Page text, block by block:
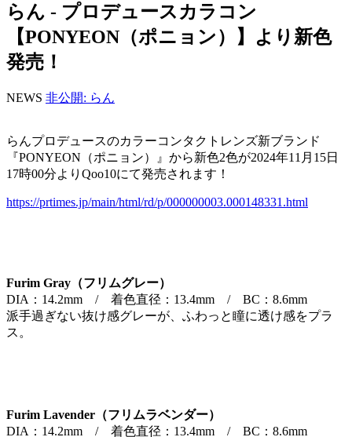
らん - プロデュースカラコン
【PONYEON（ポニョン）】より新色
発売！
NEWS 非公開: らん
らんプロデュースのカラーコンタクトレンズ新ブランド
『PONYEON（ポニョン）』から新色2色が2024年11月15日
17時00分よりQoo10にて発売されます！
https://prtimes.jp/main/html/rd/p/000000003.000148331.html
Furim Gray（フリムグレー）
DIA：14.2mm / 着色直径：13.4mm / BC：8.6mm
派手過ぎない抜け感グレーが、ふわっと瞳に透け感をプラ
ス。
Furim Lavender（フリムラベンダー）
DIA：14.2mm / 着色直径：13.4mm / BC：8.6mm